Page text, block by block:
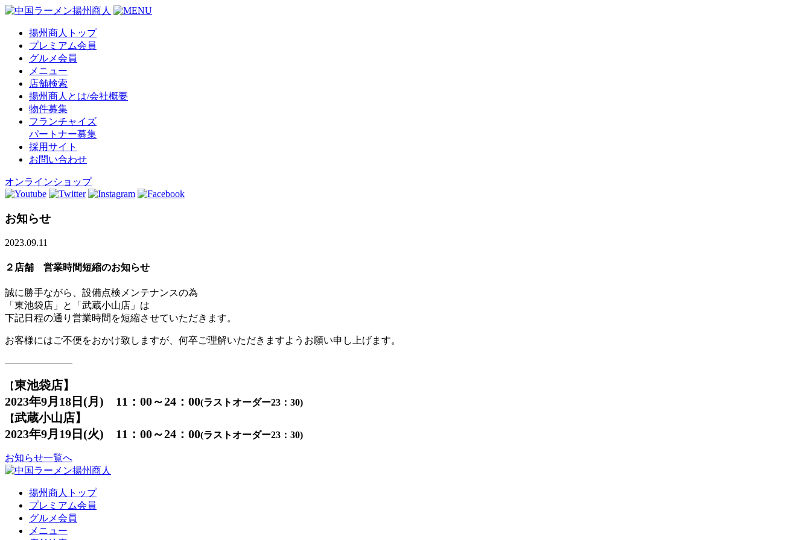
揚州商人トップ
プレミアム会員
グルメ会員
メニュー
店舗検索
揚州商人とは/会社概要
物件募集
フランチャイズ
パートナー募集
採用サイト
お問い合わせ
オンラインショップ
お知らせ
2023.09.11
２店舗 営業時間短縮のお知らせ
誠に勝手ながら、設備点検メンテナンスの為
「東池袋店」と「武蔵小山店」は
下記日程の通り営業時間を短縮させていただきます。
お客様にはご不便をおかけ致しますが、何卒ご理解いただきますようお願い申し上げます。
―――――――
【東池袋店】
2023年9月18日(月) 11：00～24：00(ラストオーダー23：30)
【武蔵小山店】
2023年9月19日(火) 11：00～24：00(ラストオーダー23：30)
お知らせ一覧へ
揚州商人トップ
プレミアム会員
グルメ会員
メニュー